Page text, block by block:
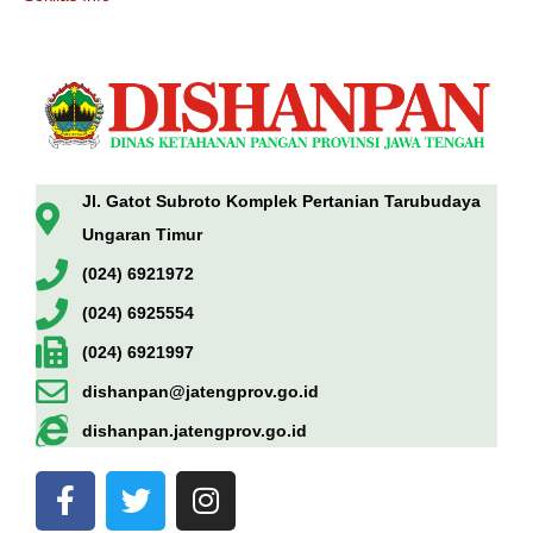
Jl. Gatot Subroto Komplek Pertanian Tarubudaya
Ungaran Timur
(024) 6921972
(024) 6925554
(024) 6921997
dishanpan@jatengprov.go.id
dishanpan.jatengprov.go.id
F
a
T
w
I
n